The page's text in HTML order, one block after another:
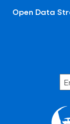
Open Data